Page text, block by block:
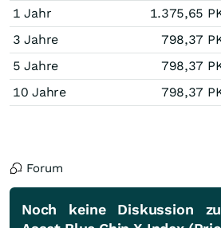
1 Jahr
1.375,65
3 Jahre
798,37
5 Jahre
798,37
10 Jahre
798,37
Forum
Noch keine Diskussion